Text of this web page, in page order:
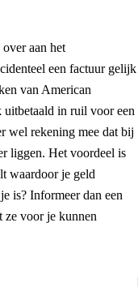
aan het
een factuur gelijk
van American
in ruil voor een
wel rekening mee dat bij
liggen. Het voordeel is
waardoor je geld
is? Informeer dan een
ze voor je kunnen